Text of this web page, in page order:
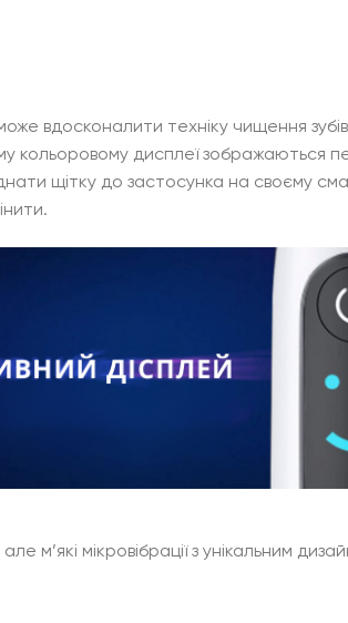
вдосконалити техніку чищення
кольоровому дисплеї зображаються
щітку до застосунка на своєму
м’які мікровібрації з унікальним